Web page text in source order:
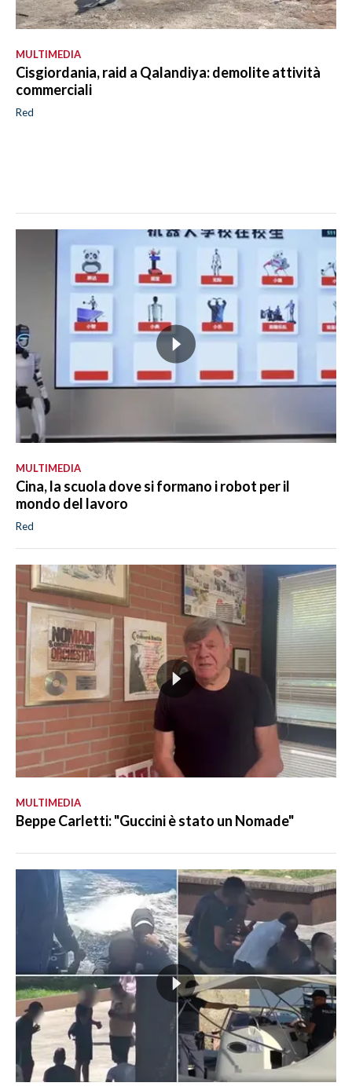
MULTIMEDIA
Cisgiordania, raid a Qalandiya: demolite attività
commerciali
Red
MULTIMEDIA
Cina, la scuola dove si formano i robot per il
mondo del lavoro
Red
MULTIMEDIA
Beppe Carletti: "Guccini è stato un Nomade"